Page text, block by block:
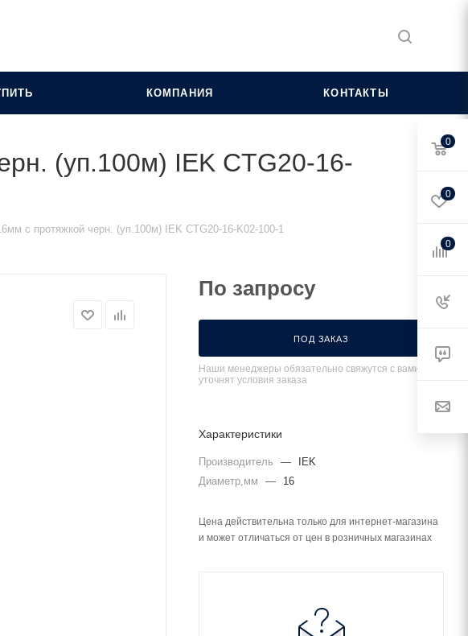
КОМПАНИЯ КОНТАКТЫ
(уп.100м) IEK CTG20-16-
с протяжкой черн. (уп.100м) IEK CTG20-16-K02-100-1
По запросу
ПОД ЗАКАЗ
Наши менеджеры обязательно свяжутся с вами и
уточнят условия заказа
Характеристики
Производитель —
IEK
Диаметр,мм
— 16
Цена действительна только для интернет-магазина
и может отличаться от цен в розничных магазинах
0
0
0